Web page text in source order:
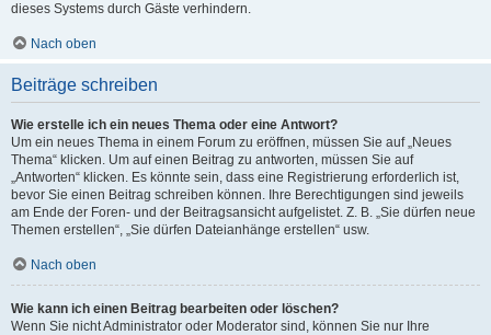
dieses Systems durch Gäste verhindern.
Nach oben
Beiträge schreiben
Wie erstelle ich ein neues Thema oder eine Antwort?
Um ein neues Thema in einem Forum zu eröffnen, müssen Sie auf „Neues
Thema“ klicken. Um auf einen Beitrag zu antworten, müssen Sie auf
„Antworten“ klicken. Es könnte sein, dass eine Registrierung erforderlich ist,
bevor Sie einen Beitrag schreiben können. Ihre Berechtigungen sind jeweils
am Ende der Foren- und der Beitragsansicht aufgelistet. Z. B. „Sie dürfen neue
Themen erstellen“, „Sie dürfen Dateianhänge erstellen“ usw.
Nach oben
Wie kann ich einen Beitrag bearbeiten oder löschen?
Wenn Sie nicht Administrator oder Moderator sind, können Sie nur Ihre